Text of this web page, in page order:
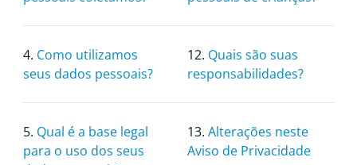
4. Como utilizamos
seus dados pessoais?
12. Quais são suas
responsabilidades?
5. Qual é a base legal
para o uso dos seus
13. Alterações neste
Aviso de Privacidade